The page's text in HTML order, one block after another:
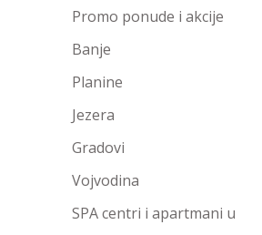
Promo ponude i akcije
Banje
Planine
Jezera
Gradovi
Vojvodina
SPA centri i apartmani u